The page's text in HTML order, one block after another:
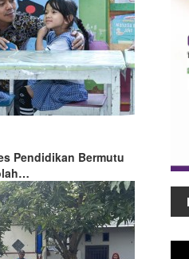
Pendidikan Bermutu